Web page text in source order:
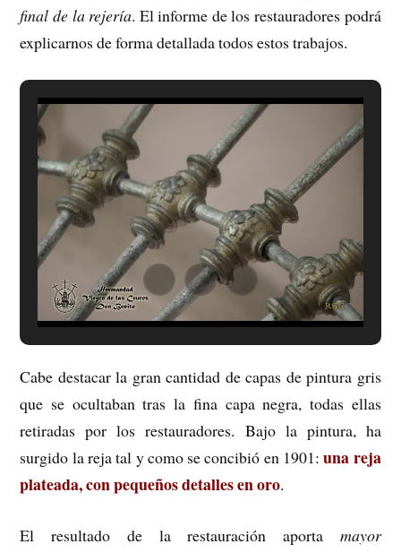
final de la rejería. El informe de los restauradores podrá
explicarnos de forma detallada todos estos trabajos.
Cabe destacar la gran cantidad de capas de pintura gris
que se ocultaban tras la fina capa negra, todas ellas
retiradas por los restauradores. Bajo la pintura, ha
surgido la reja tal y como se concibió en 1901:una reja
plateada, con pequeños detalles en oro.
El resultado de la restauración aporta mayor